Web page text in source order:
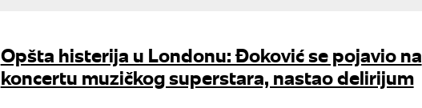
Opšta histerija u Londonu: Đoković se pojavio na
koncertu muzičkog superstara, nastao delirijum